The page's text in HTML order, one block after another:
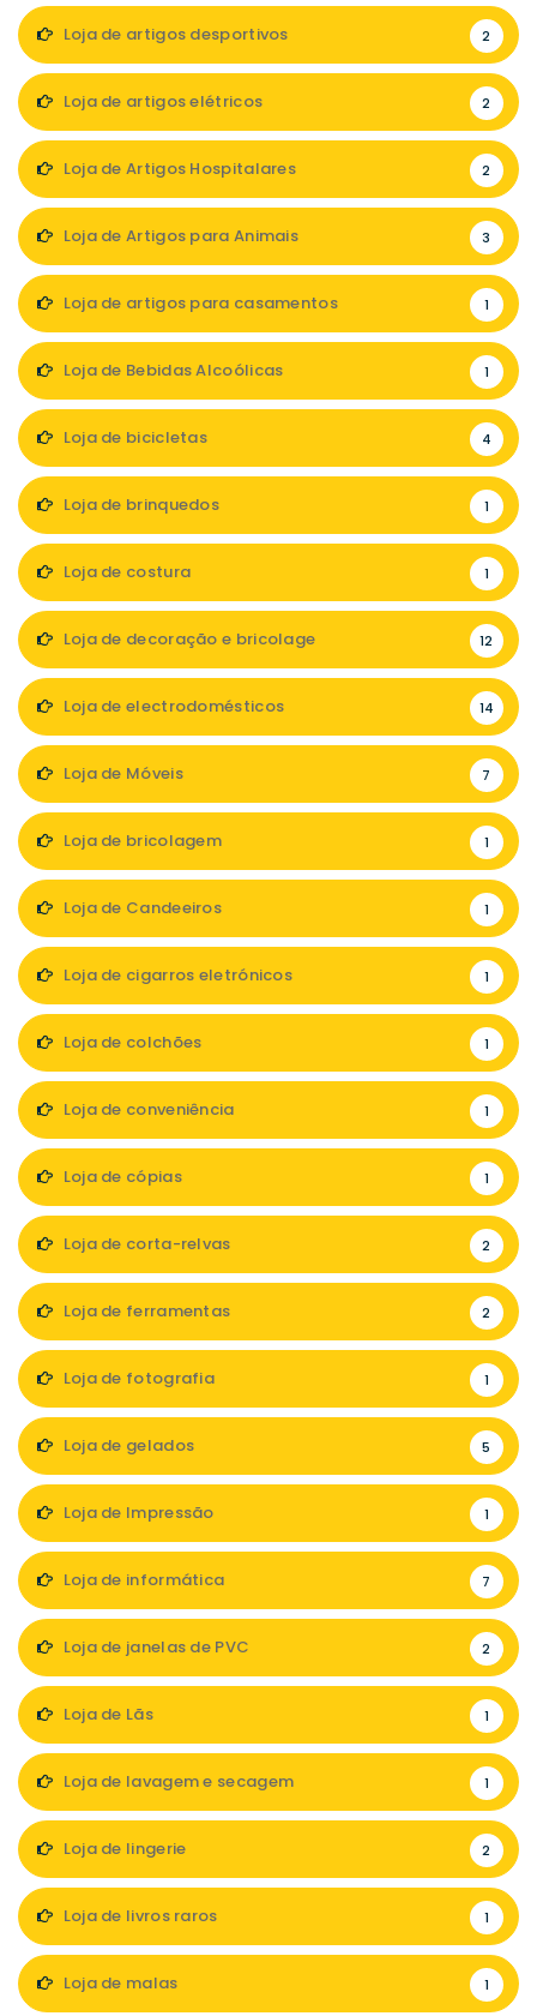
Loja de artigos desportivos 2
Loja de artigos elétricos 2
Loja de Artigos Hospitalares 2
Loja de Artigos para Animais 3
Loja de artigos para casamentos 1
Loja de Bebidas Alcoólicas 1
Loja de bicicletas 4
Loja de brinquedos 1
Loja de costura 1
Loja de decoração e bricolage 12
Loja de electrodomésticos 14
Loja de Móveis 7
Loja de bricolagem 1
Loja de Candeeiros 1
Loja de cigarros eletrónicos 1
Loja de colchões 1
Loja de conveniência 1
Loja de cópias 1
Loja de corta-relvas 2
Loja de ferramentas 2
Loja de fotografia 1
Loja de gelados 5
Loja de Impressão 1
Loja de informática 7
Loja de janelas de PVC 2
Loja de Lãs 1
Loja de lavagem e secagem 1
Loja de lingerie 2
Loja de livros raros 1
Loja de malas 1